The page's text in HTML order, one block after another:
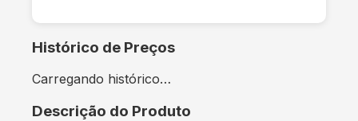
Histórico de Preços
Carregando histórico…
Descrição do Produto